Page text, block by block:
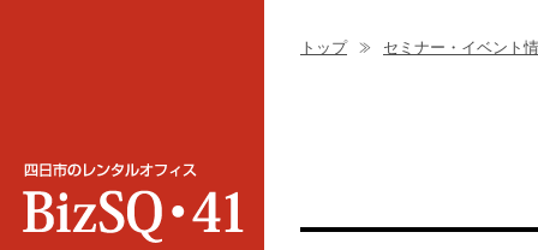
トップ セミナー・イベント